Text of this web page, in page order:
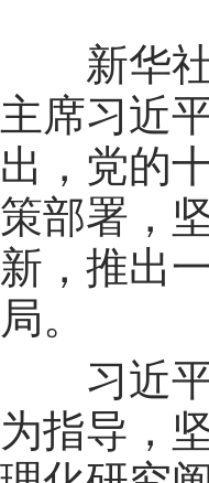
新华社
主席习近
出，党的
策部署，
新，推出
局。
习近平
为指导，